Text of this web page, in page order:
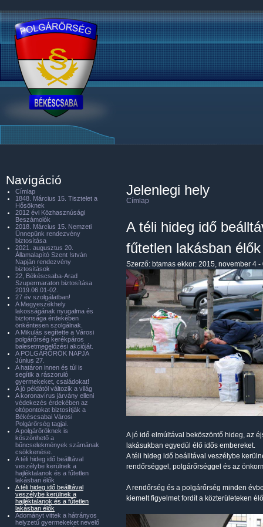
Jelenlegi hely
Címlap
A téli hideg idő
fűtetlen lakásban élők
Szerző: btamas ekkor: 2015, november 4 -
A jó idő elmúltával beköszöntő hideg, az
lakásukban egyedül élő idős embereket.
A téli hideg idő beálltával veszélybe
rendőrséggel, polgárőrséggel és az
A rendőrség és a polgárőrség minden
kiemelt figyelmet fordít a közterületeken
Navigáció
Címlap
1848. Március 15. Tisztelet a
Hősöknek
2012 évi Közhasznúsági
Beszámolók
2018. Március 15. Nemzeti
Ünnepünk rendezvény
biztosítása
2021. augusztus 20.
Államalapító Szent István
Napján rendezvény
biztosítások
22, Békéscsaba-Arad
Szupermaraton biztosítása
2019.06.01-02.
27 év szolgálatban!
A Megyeszékhely
lakosságának nyugalma és
biztonsága érdekében
önkéntesen szolgálnak.
A Mikulás segítette a Városi
polgárőrség kerékpáros
balesetmegelőzési akcióját.
A POLGÁRŐRÖK NAPJA
Június 27.
A határon innen és túl is
segítik a rászoruló
gyermekeket, családokat!
A jó példától változik a világ
A koronavírus járvány elleni
védekezés érdekében az
oltópontokat biztosítják a
Békéscsabai Városi
Polgárőrség tagjai.
A polgárőröknek is
köszönhető a
bűncselekmények számának
csökkenése.
A téli hideg idő beálltával
veszélybe kerülnek a
hajléktalanok és a fűtetlen
lakásban élők
A téli hideg idő beálltával
veszélybe kerülnek a
hajléktalanok és a fűtetlen
lakásban élők
Adományt vittek a hátrányos
helyzetű gyermekeket nevelő